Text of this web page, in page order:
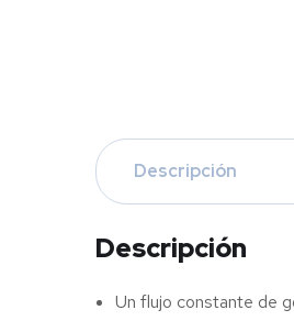
Descripción
Descripción
Un flujo constante de